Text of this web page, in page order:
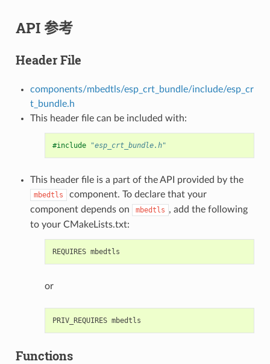
API 参考
Header File
components/mbedtls/esp_crt_bundle/include/esp_cr
t_bundle.h
This header file can be included with:
#include "esp_crt_bundle.h"
This header file is a part of the API provided by the
mbedtls
component. To declare that your
component depends on
mbedtls , add the following
to your CMakeLists.txt:
or
Functions